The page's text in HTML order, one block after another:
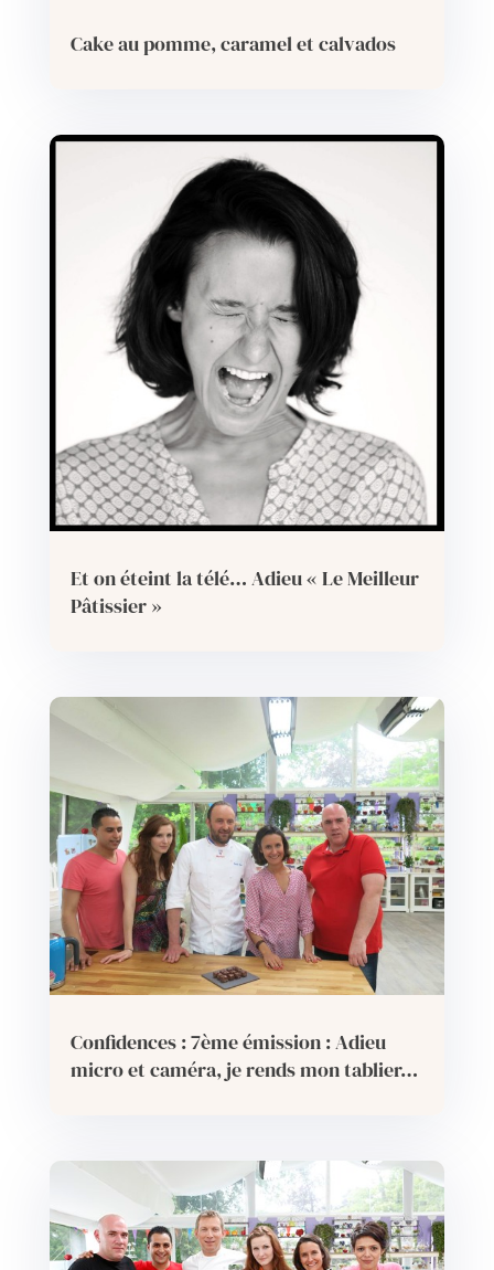
Cake au pomme, caramel et calvados
Et on éteint la télé… Adieu « Le Meilleur
Pâtissier »
Confidences : 7ème émission : Adieu
micro et caméra, je rends mon tablier…